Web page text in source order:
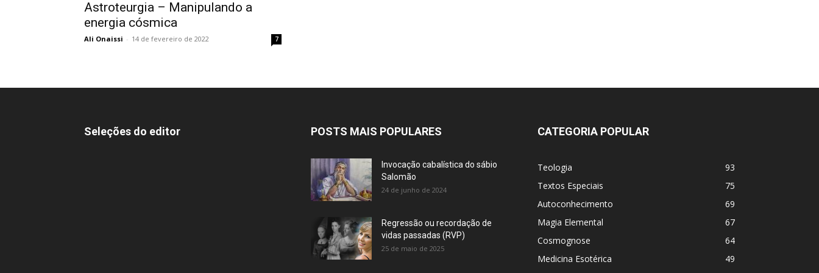
Astroteurgia – Manipulando a
energia cósmica
Ali Onaissi - 14 de fevereiro de 2022 7
Seleções do editor POSTS MAIS POPULARES
Invocação cabalística do sábio
Salomão
24 de junho de 2024
Regressão ou recordação de
vidas passadas (RVP)
25 de maio de 2025
CATEGORIA POPULAR
Teologia
93
Textos Especiais
75
Autoconhecimento
69
Magia Elemental
67
Cosmognose
64
Medicina Esotérica
49